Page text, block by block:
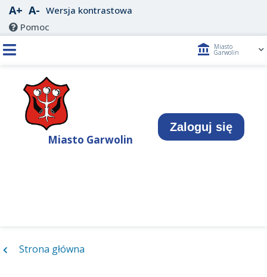
A+ A- Wersja kontrastowa
Pomoc
account_balance Miasto
Garwolin
Miasto Garwolin
Zaloguj się
Strona główna